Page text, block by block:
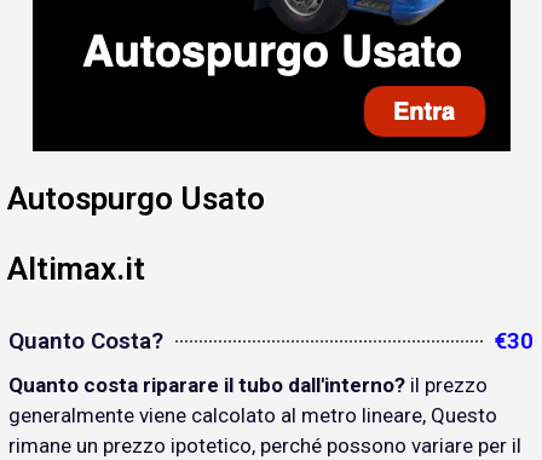
Autospurgo Usato
Altimax.it
Quanto Costa? €30
Quanto costa riparare il tubo dall'interno? il prezzo
generalmente viene calcolato al metro lineare, Questo
rimane un prezzo ipotetico, perché possono variare per il